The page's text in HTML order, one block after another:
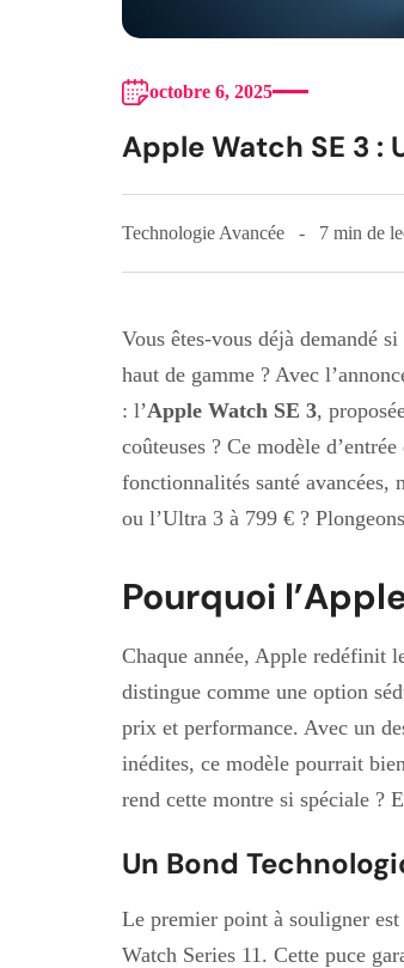
octobre 6, 2025
Apple Watch SE 3 :
Technologie Avancée 7 min de
Vous êtes-vous déjà demandé
haut de gamme ? Avec
: l’Apple Watch SE 3,
coûteuses ? Ce modèle
fonctionnalités santé
ou l’Ultra 3 à 799 € ?
Pourquoi
Chaque année, Apple redéfinit
distingue comme une option
prix et performance. Avec un
inédites, ce modèle pourrait
rend cette montre si spéciale ?
Un Bond
Le premier point à souligner
Watch Series 11. Cette puce